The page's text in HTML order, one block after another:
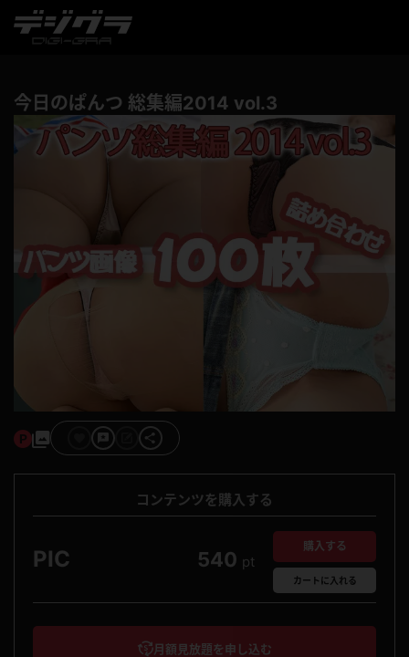
今日のぱんつ 総集編2014 vol.3
コンテンツを購入する
PIC 540 pt
購入する
カート に入れる
月額見放題を申し込む